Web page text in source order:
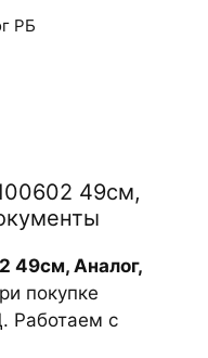
РБ
49см,
49см, Аналог,
покупке
Работаем с